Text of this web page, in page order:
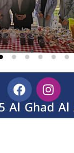
Al Ghad